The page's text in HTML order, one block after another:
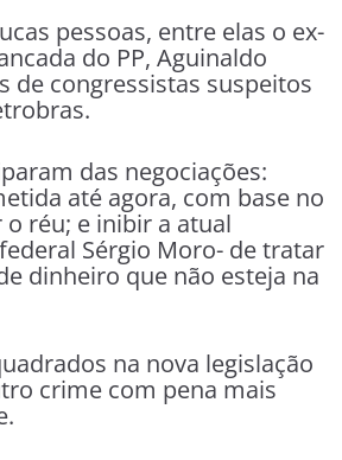
pessoas, entre elas o ex-
do PP, Aguinaldo
de congressistas suspeitos
das negociações:
até agora, com base no
réu; e inibir a atual
Sérgio Moro- de tratar
dinheiro que não esteja na
na nova legislação
crime com pena mais